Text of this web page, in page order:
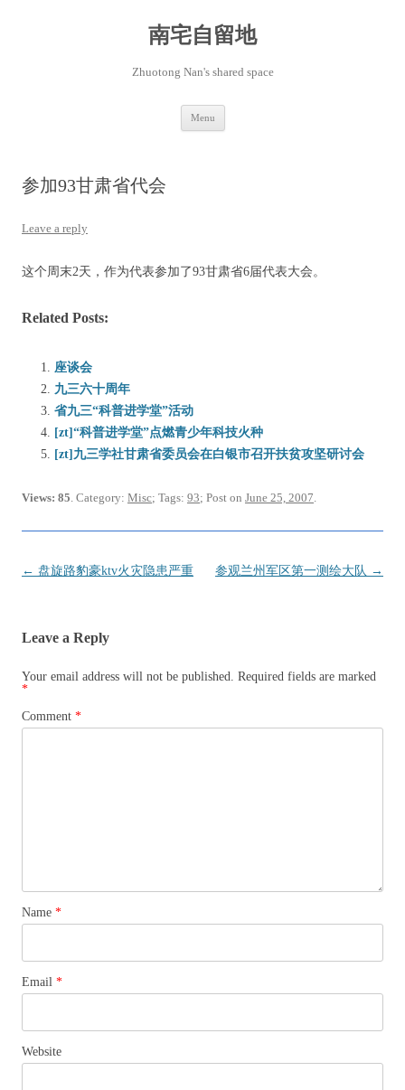
南宅自留地
Zhuotong Nan's shared space
Menu
参加93甘肃省代会
Leave a reply
这个周末2天，作为代表参加了93甘肃省6届代表大会。
Related Posts:
座谈会
九三六十周年
省九三“科普进学堂”活动
[zt]“科普进学堂”点燃青少年科技火种
[zt]九三学社甘肃省委员会在白银市召开扶贫攻坚研讨会
Views: 85. Category: Misc; Tags: 93; Post on June 25, 2007.
Post
← 盘旋路豹豪ktv火灾隐患严重 参观兰州军区第一测绘大队 →
Leave a Reply
Your email address will not be published. Required fields are marked
*
Comment *
Name *
Email *
Website